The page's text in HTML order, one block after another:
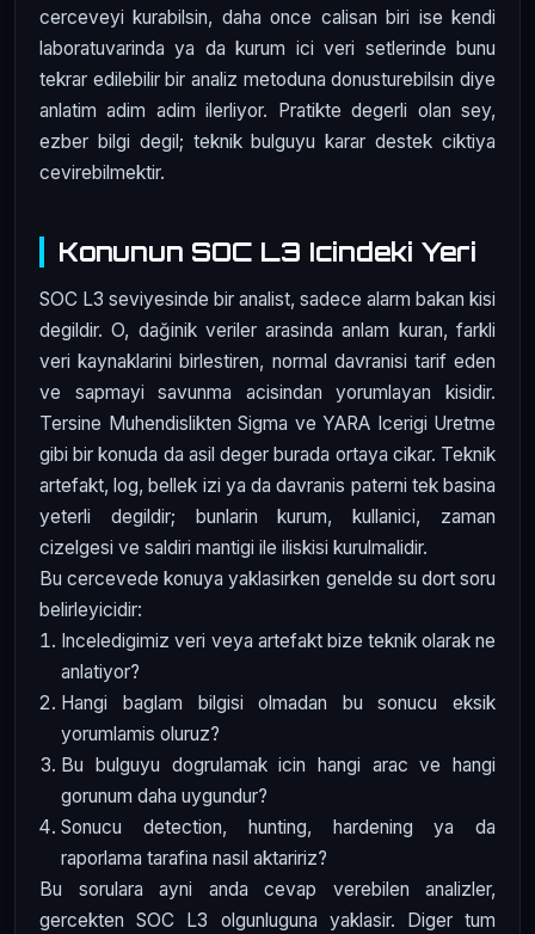
cerceveyi kurabilsin, daha once calisan biri ise kendi
laboratuvarinda ya da kurum ici veri setlerinde bunu
tekrar edilebilir bir analiz metoduna donusturebilsin diye
anlatim adim adim ilerliyor. Pratikte degerli olan sey,
ezber bilgi degil; teknik bulguyu karar destek ciktiya
cevirebilmektir.
Konunun SOC L3 Icindeki Yeri
SOC L3 seviyesinde bir analist, sadece alarm bakan kisi
degildir. O, dağinik veriler arasinda anlam kuran, farkli
veri kaynaklarini birlestiren, normal davranisi tarif eden
ve sapmayi savunma acisindan yorumlayan kisidir.
Tersine Muhendislikten Sigma ve YARA Icerigi Uretme
gibi bir konuda da asil deger burada ortaya cikar. Teknik
artefakt, log, bellek izi ya da davranis paterni tek basina
yeterli degildir; bunlarin kurum, kullanici, zaman
cizelgesi ve saldiri mantigi ile iliskisi kurulmalidir.
Bu cercevede konuya yaklasirken genelde su dort soru
belirleyicidir:
Inceledigimiz veri veya artefakt bize teknik olarak ne
anlatiyor?
Hangi baglam bilgisi olmadan bu sonucu eksik
yorumlamis oluruz?
Bu bulguyu dogrulamak icin hangi arac ve hangi
gorunum daha uygundur?
Sonucu detection, hunting, hardening ya da
raporlama tarafina nasil aktaririz?
Bu sorulara ayni anda cevap verebilen analizler,
gercekten SOC L3 olgunluguna yaklasir. Diger tum